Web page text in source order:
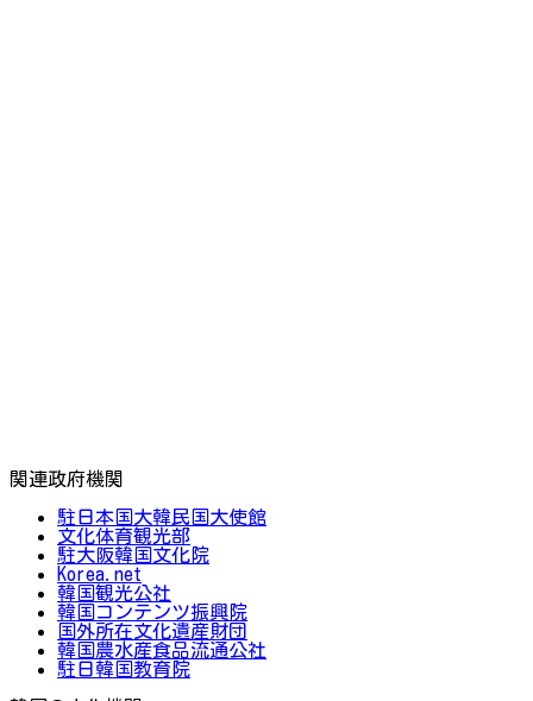
関連政府機関
駐日本国大韓民国大使館
文化体育観光部
駐大阪韓国文化院
Korea.net
韓国観光公社
韓国コンテンツ振興院
国外所在文化遺産財団
韓国農水産食品流通公社
駐日韓国教育院